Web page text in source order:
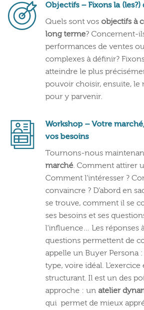
Objectifs – Fixons la
Quels sont vos objectifs à
long terme? Concernent-
performances de ventes
complexes à définir?
atteindre le plus
pouvoir choisir, ensuite,
pour y parvenir.
Workshop – Votre
vos besoins
Tournons-nous
marché. Comment attirer
Comment l’intéresser ?
convaincre ? D’abord en
se trouve, comment il se
ses besoins et ses
l’influence… Les réponses
questions permettent de
appelle un Buyer Persona
type, voire idéal.
structurant. Il est un des
approche : un atelier
qui permet de mieux